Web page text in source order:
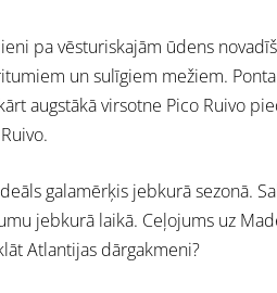
pa vēsturiskajām ūdens
un sulīgiem mežiem.
augstākā virsotne Pico Ruivo
galamērķis jebkurā sezonā.
jebkurā laikā. Ceļojums uz
Atlantijas dārgakmeni?